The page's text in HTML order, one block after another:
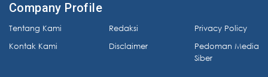
Company Profile
Tentang Kami
Kontak Kami
Redaksi
Disclaimer
Privacy Policy
Pedoman Media
Siber